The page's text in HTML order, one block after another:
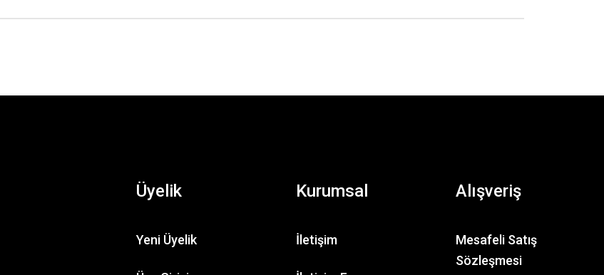
Üyelik
Yeni Üyelik
Kurumsal
İletişim
Alışveriş
Mesafeli Satış
Sözleşmesi